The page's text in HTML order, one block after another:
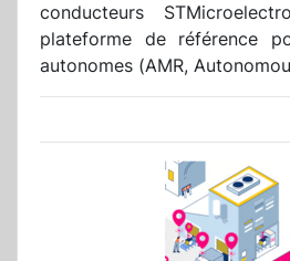
conducteurs
plateforme de référence
autonomes (AMR,